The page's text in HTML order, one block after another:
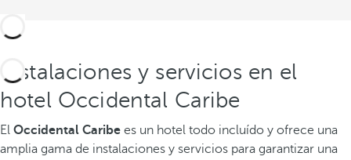
Instalaciones y servicios en el
hotel Occidental Caribe
El Occidental Caribe es un hotel todo incluído y ofrece una
amplia gama de instalaciones y servicios para garantizar una